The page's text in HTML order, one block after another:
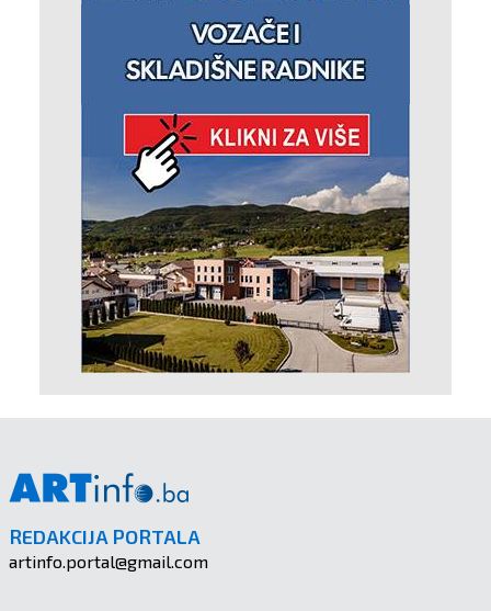
REDAKCIJA PORTALA
artinfo.portal@gmail.com